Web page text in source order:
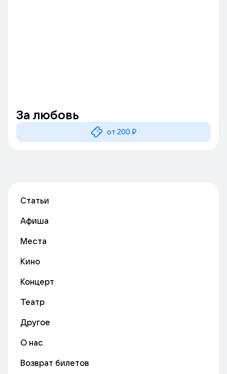
За любовь
от 200 ₽
Статьи
Афиша
Места
Кино
Концерт
Театр
Другое
О нас
Возврат билетов